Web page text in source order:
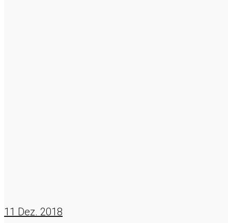
11 Dez. 2018